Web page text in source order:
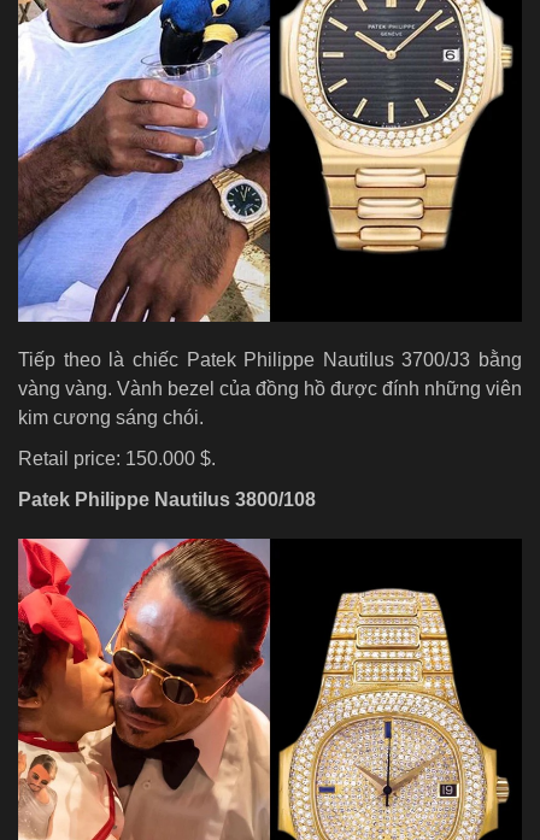
Tiếp theo là chiếc Patek Philippe Nautilus 3700/J3 bằng
vàng vàng. Vành bezel của đồng hồ được đính những viên
kim cương sáng chói.
Retail price: 150.000 $.
Patek Philippe Nautilus 3800/108